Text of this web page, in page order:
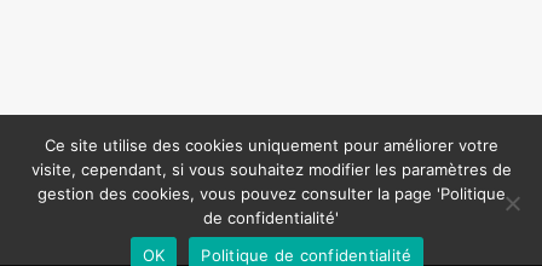
Ce site utilise des cookies uniquement pour améliorer votre
visite, cependant, si vous souhaitez modifier les paramètres de
gestion des cookies, vous pouvez consulter la page 'Politique
de confidentialité'
OK
Politique de confidentialité